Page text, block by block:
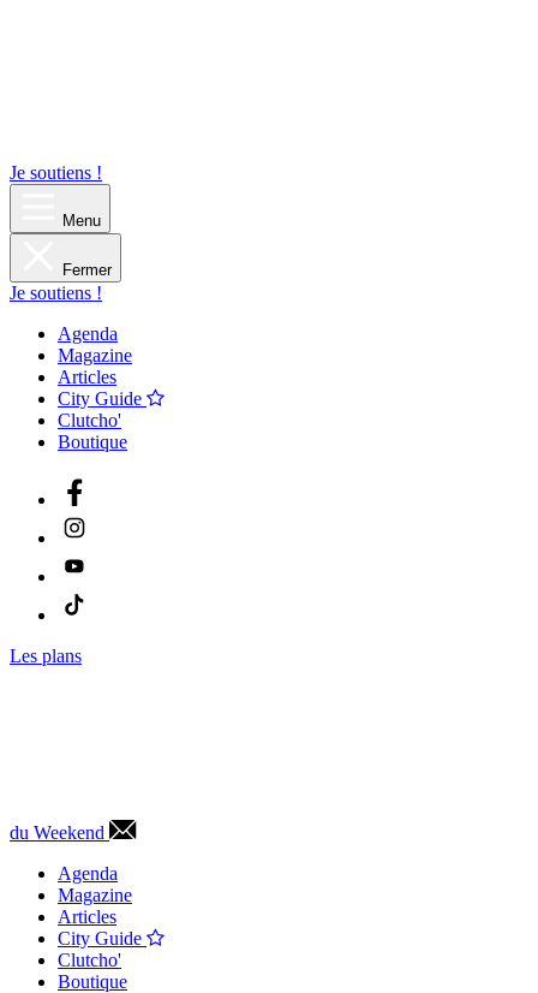
Je soutiens !
Menu
Fermer
Je soutiens !
Agenda
Magazine
Articles
City Guide
Clutcho'
Boutique
Les plans
du Weekend
Agenda
Magazine
Articles
City Guide
Clutcho'
Boutique